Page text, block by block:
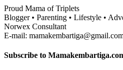
Proud Mama of Triplets
Blogger • Parenting • Lifestyle •
Norwex Consultant
E-mail:
Subscribe to